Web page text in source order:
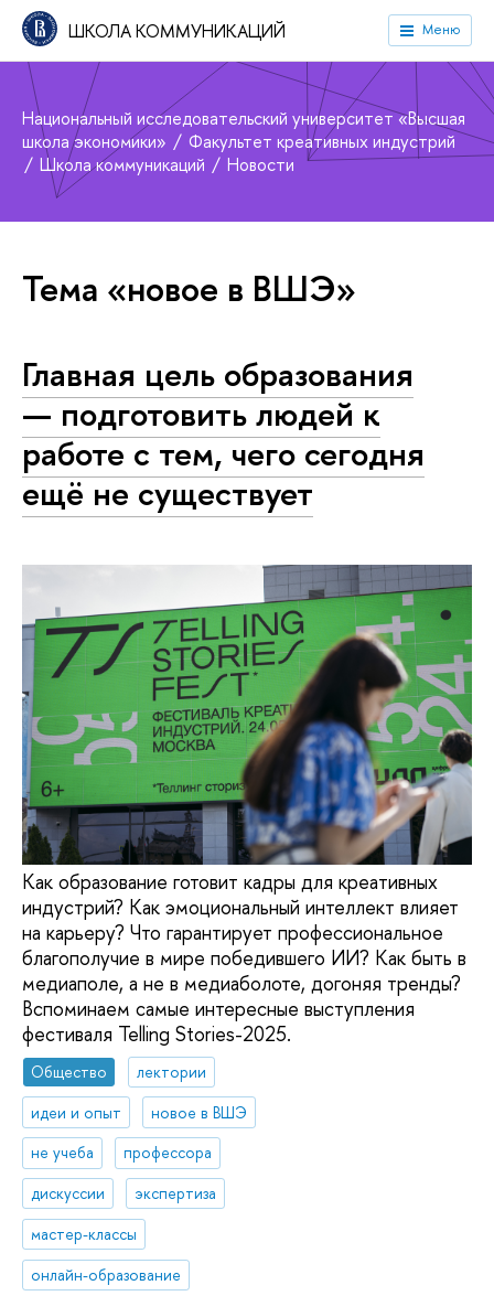
ШКОЛА КОММУНИКАЦИЙ Меню
Национальный исследовательский университет «Высшая
школа экономики»
Факультет креативных индустрий
Школа коммуникаций
Новости
Тема «новое в ВШЭ»
Главная цель образования
— подготовить людей к
работе с тем, чего сегодня
ещё не существует
Как образование готовит кадры для креативных
индустрий? Как эмоциональный интеллект влияет
на карьеру? Что гарантирует профессиональное
благополучие в мире победившего ИИ? Как быть в
медиаполе, а не в медиаболоте, догоняя тренды?
Вспоминаем самые интересные выступления
фестиваля Telling Stories-2025.
Общество
лектории
идеи и опыт
новое в ВШЭ
не учеба
профессора
дискуссии
экспертиза
мастер-классы
онлайн-образование